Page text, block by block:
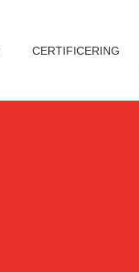
CERTIFICERING